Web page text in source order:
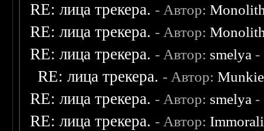
RE: лица трекера. - Автор:
RE: лица трекера. - Автор:
RE: лица трекера. - Автор: smelya -
RE: лица трекера. - Автор:Munkie
RE: лица трекера. - Автор: smelya -
RE: лица трекера. - Автор: